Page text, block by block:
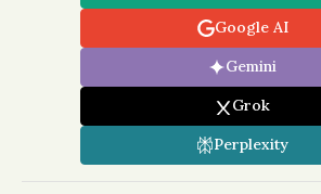
Google AI
Gemini
Grok
Perplexity